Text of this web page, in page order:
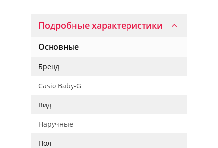
Подробные характеристики
Основные
Бренд
Casio Baby-G
Вид
Наручные
Пол